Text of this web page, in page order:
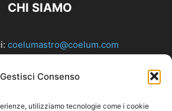
Gestisci Consenso
utilizziamo tecnologie come i cookie
CHI SIAMO
coelumastro@coelum.com
SEGUICI